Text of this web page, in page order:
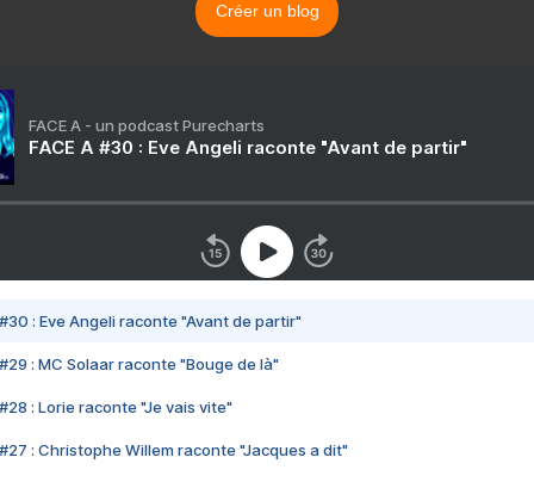
Créer un blog
FACE A - un podcast Purecharts
FACE A #30 : Eve Angeli raconte "Avant de partir"
#30 : Eve Angeli raconte "Avant de partir"
#29 : MC Solaar raconte "Bouge de là"
#28 : Lorie raconte "Je vais vite"
#27 : Christophe Willem raconte "Jacques a dit"